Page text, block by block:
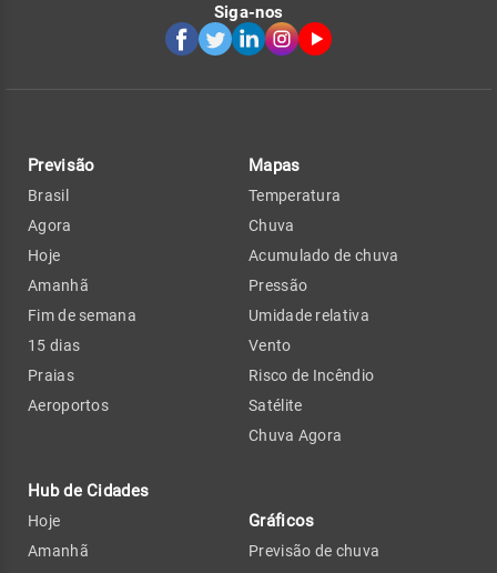
Siga-nos
Previsão
Brasil
Agora
Hoje
Amanhã
Fim de semana
15 dias
Praias
Aeroportos
Hub de Cidades
Hoje
Amanhã
Mapas
Temperatura
Chuva
Acumulado de chuva
Pressão
Umidade relativa
Vento
Risco de Incêndio
Satélite
Chuva Agora
Gráficos
Previsão de chuva